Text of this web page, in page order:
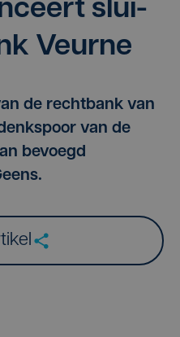
slui­
Veurne
de rechtbank van
van de
bevoegd